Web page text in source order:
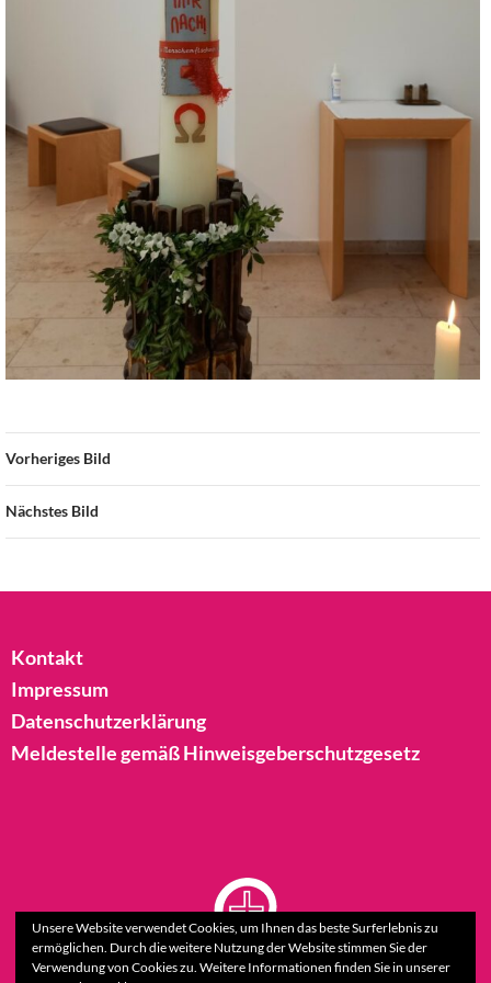
Vorheriges Bild
Nächstes Bild
Kontakt
Impressum
Datenschutzerklärung
Meldestelle gemäß Hinweisgeberschutzgesetz
Unsere Website verwendet Cookies, um Ihnen das beste Surferlebnis zu
ermöglichen. Durch die weitere Nutzung der Website stimmen Sie der
Verwendung von Cookies zu. Weitere Informationen finden Sie in unserer